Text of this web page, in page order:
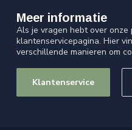
Meer informatie
Als je vragen hebt over onze
klantenservicepagina. Hier
verschillende manieren om
Klantenservice